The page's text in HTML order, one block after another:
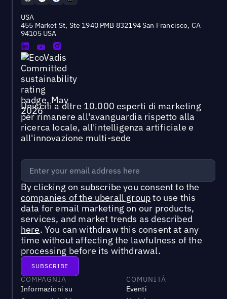
USA
455 Market St, Ste 1940 PMB 832194 San Francisco, CA
94105 USA
Unisciti a oltre 10.000 esperti di marketing
per rimanere all'avanguardia rispetto alla
ricerca locale, all'intelligenza artificiale e
all'innovazione multi-sede
By clicking on subscribe you consent to the
companies of the uberall groupto use this
data for email marketing on our products,
services, and market trends as described
here. You can withdraw this consent at any
time without affecting the lawfulness of the
processing before its withdrawal.
COMPAGNIA
Informazioni su
COMUNITÀ
Eventi